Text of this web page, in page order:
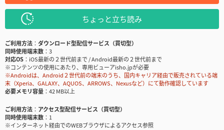
ちょっと立ち読み
ご利用方法
ダウンロード型配信サービス（買切型）
同時使用端末数
3
対応OS
iOS最新の２世代前まで / Android最新の２世代前まで
※コンテンツの使用にあたり、専用ビューアisho.jpが必要
※Androidは、Android２世代前の端末のうち、国内キャリア経由で販売されている端
末（Xperia、GALAXY、AQUOS、ARROWS、Nexusなど）にて動作確認しています
必要メモリ容量
42 MB以上
ご利用方法
アクセス型配信サービス（買切型）
同時使用端末数
1
※インターネット経由でのWEBブラウザによるアクセス参照